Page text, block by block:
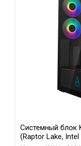
Системный блок
(Raptor Lake,